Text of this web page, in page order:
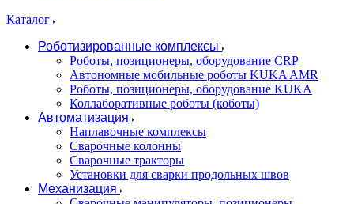
Каталог
Роботизированные комплексы
Роботы, позиционеры, оборудование CRP
Автономные мобильные роботы KUKA AMR
Роботы, позиционеры, оборудование KUKA
Коллаборативные роботы (коботы)
Автоматизация
Наплавочные комплексы
Сварочные колонны
Сварочные тракторы
Установки для сварки продольных швов
Механизация